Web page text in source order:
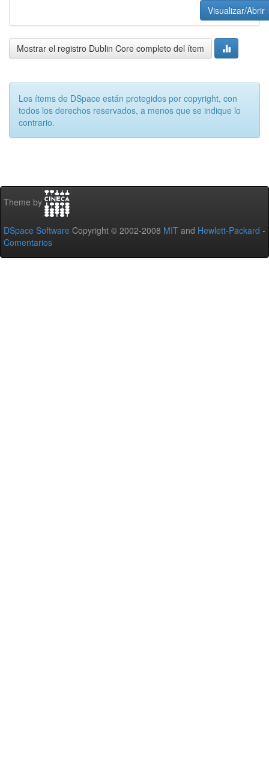
Visualizar/Abrir
Mostrar el registro Dublin Core completo del ítem
Los ítems de DSpace están protegidos por copyright, con
todos los derechos reservados, a menos que se indique lo
contrario.
Theme by
DSpace Software Copyright © 2002-2008 MIT and Hewlett-Packard -
Comentarios